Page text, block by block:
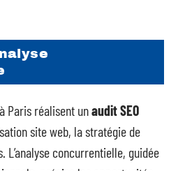
Paris réalisent unaudit SEO
site web, la stratégie de
concurrentielle, guidée